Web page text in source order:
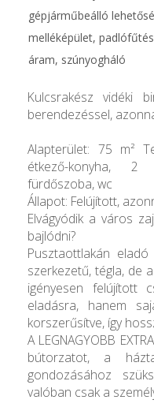
gépjárműbeálló
melléképület,
áram, szúnyogháló
Kulcsrakész vidéki
berendezéssel,
Alapterület: 75 m²
étkező-konyha,
fürdőszoba, wc
Állapot: Felújított,
Elvágyódik a város
bajlódni?
Pusztaottlakán
szerkezetű, tégla, de
igényesen felújított
eladásra, hanem
korszerűsítve, így
A LEGNAGYOBB
bútorzatot, a
gondozásához
valóban csak a